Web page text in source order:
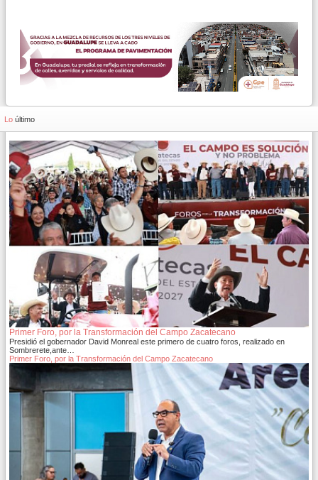
Lo último
Primer Foro, por la Transformación del Campo Zacatecano
Presidió el gobernador David Monreal este primero de cuatro foros, realizado en
Sombrerete,ante…
Primer Foro, por la Transformación del Campo Zacatecano